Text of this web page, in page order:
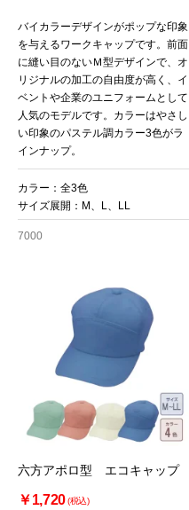
バイカラーデザインがポップな印象
を与えるワークキャップです。前面
に縫い目のないＭ型デザインで、オ
リジナルの加工の自由度が高く、イ
ベントや企業のユニフォームとして
人気のモデルです。カラーはやさし
い印象のパステル調カラー3色がラ
インナップ。
カラー：全3色
サイズ展開：M、L、LL
7000
六方アポロ型 エコキャップ
￥1,720(税込)